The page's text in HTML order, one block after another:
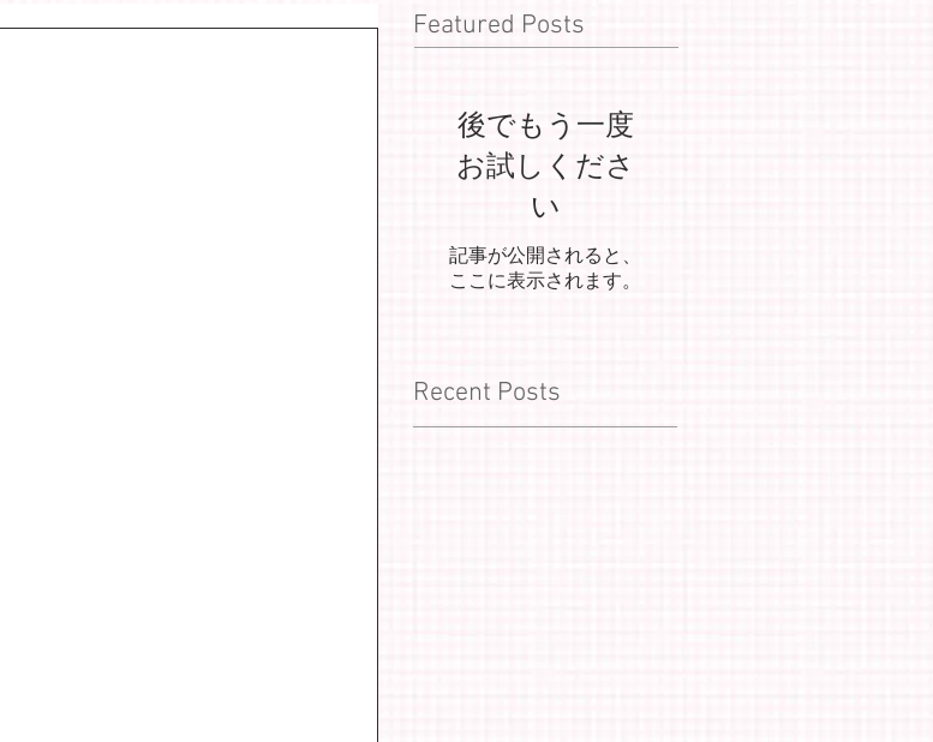
Featured Posts
後でもう一度
お試しくださ
い
記事が公開されると、
ここに表示されます。
Recent Posts